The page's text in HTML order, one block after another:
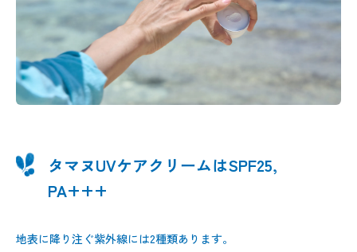
タマヌUVケアクリームはSPF25,
PA+++
地表に降り注ぐ紫外線には2種類あります。